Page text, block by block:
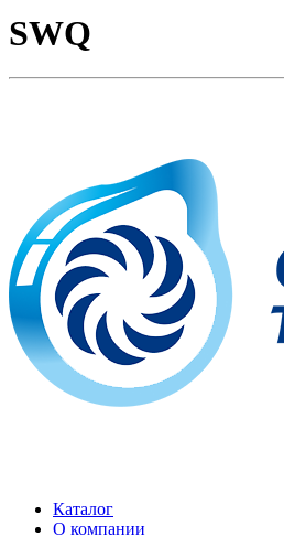
SWQ
Каталог
О компании